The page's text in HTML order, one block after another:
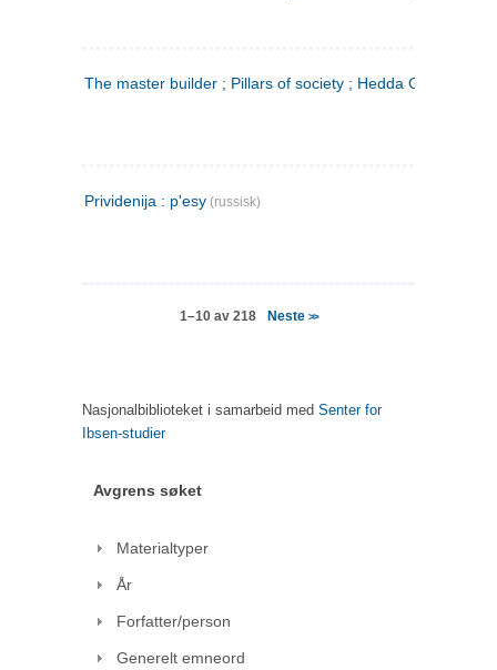
The master builder ; Pillars of society ; Hedda Gabler
Prividenija : p'esy (russisk)
1–10 av 218 Neste >>
Nasjonalbiblioteket i samarbeid med Senter for
Ibsen-studier
Avgrens søket
Materialtyper
År
Forfatter/person
Generelt emneord